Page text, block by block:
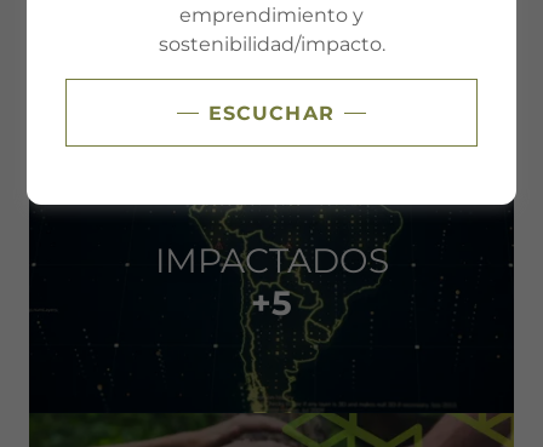
IMPACTADOS
+5
emprendimiento y
sostenibilidad/impacto.
ESCUCHAR